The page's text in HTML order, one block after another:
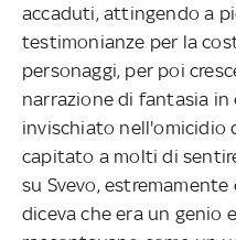
accaduti, attingendo a
testimonianze per la
personaggi, per poi
narrazione di fantasia in
invischiato nell'omicidio
capitato a molti di
su Svevo,
diceva che era un genio